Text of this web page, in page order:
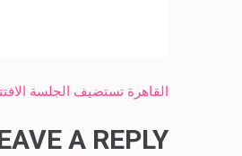
Post
القاهرة تستضيف الجلسة
A REPLY